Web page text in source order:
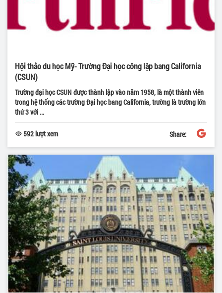
Hội thảo du học Mỹ- Trường Đại học công lập bang California
(CSUN)
Trường đại học CSUN được thành lập vào năm 1958, là một thành viên
trong hệ thống các trường Đại học bang California, trường là trường lớn
thứ 3 với ...
592 lượt xem Share: